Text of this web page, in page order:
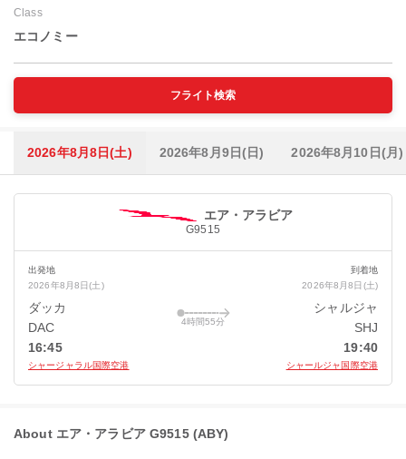
Class
エコノミー
フライト検索
2026年8月8日(土) 2026年8月9日(日) 2026年8月10日(月)
エア・アラビア
G9515
出発地
2026年8月8日(土)
ダッカ
DAC
16:45
シャージャラル国際空港
4時間55分
到着地
2026年8月8日(土)
シャルジャ
SHJ
19:40
シャールジャ国際空港
About エア・アラビア G9515 (ABY)